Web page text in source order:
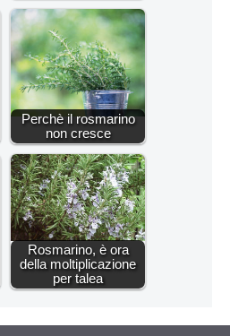
Perchè il rosmarino
non cresce
Rosmarino, è ora
della moltiplicazione
per talea